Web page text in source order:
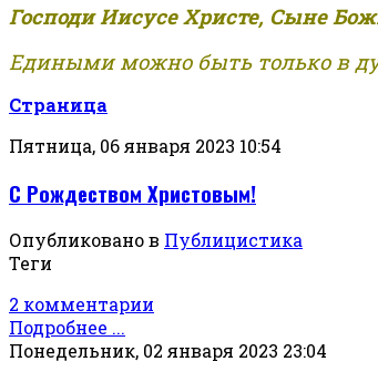
Господи Иисусе Христе, Сыне
Едиными можно быть только в
Страница
Пятница, 06 января 2023 10:54
С Рождеством Христовым!
Опубликовано в Публицистика
Теги
2 комментарии
Подробнее ...
Понедельник, 02 января 2023 23:04